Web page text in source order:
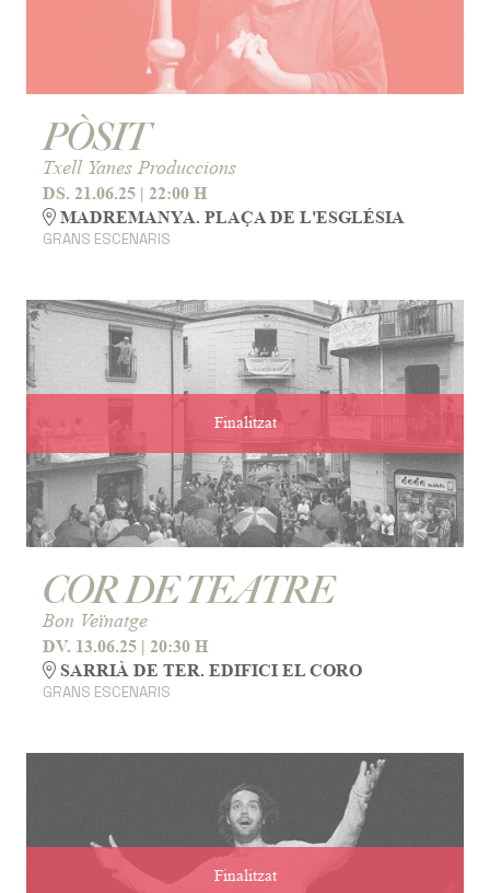
PÒSIT
Txell Yanes Produccions
DS. 21.06.25 | 22:00 H
MADREMANYA. PLAÇA DE L'ESGLÉSIA
GRANS ESCENARIS
Finalitzat
COR DE TEATRE
Bon Veïnatge
DV. 13.06.25 | 20:30 H
SARRIÀ DE TER. EDIFICI EL CORO
GRANS ESCENARIS
Finalitzat